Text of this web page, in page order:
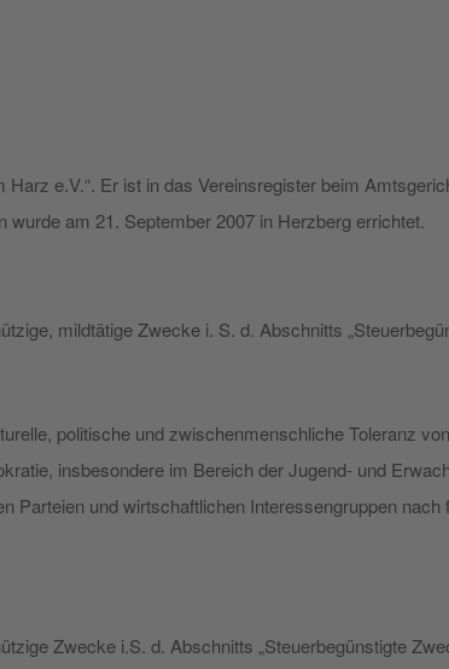
e.V.“. Er ist in das Vereinsregister beim
am 21. September 2007 in Herzberg errichtet.
mildtätige Zwecke i. S. d. Abschnitts
politische und zwischenmenschliche Toleranz
insbesondere im Bereich der Jugend- und
Parteien und wirtschaftlichen Interessengruppen
Zwecke i.S. d. Abschnitts „Steuerbegünstigte